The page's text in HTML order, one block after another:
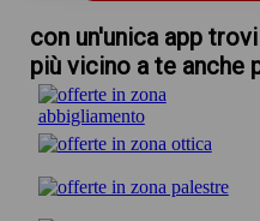
con un'unica app
più vicino a te anche